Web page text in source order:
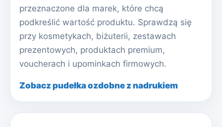
przeznaczone dla marek, które chcą
podkreślić wartość produktu. Sprawdzą się
przy kosmetykach, biżuterii, zestawach
prezentowych, produktach premium,
voucherach i upominkach firmowych.
Zobacz pudełka ozdobne z nadrukiem